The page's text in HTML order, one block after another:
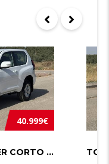
40.999€
TOYOTA LAND CRUISER CORTO 2.8 D-4D ...